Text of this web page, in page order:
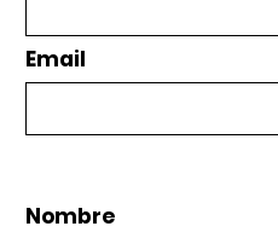
Email
Nombre